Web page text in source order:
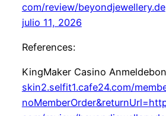
com/review/beyondjewellery.de
julio 11, 2026
References:
KingMaker Casino
skin2.selfit1.cafe24.com/